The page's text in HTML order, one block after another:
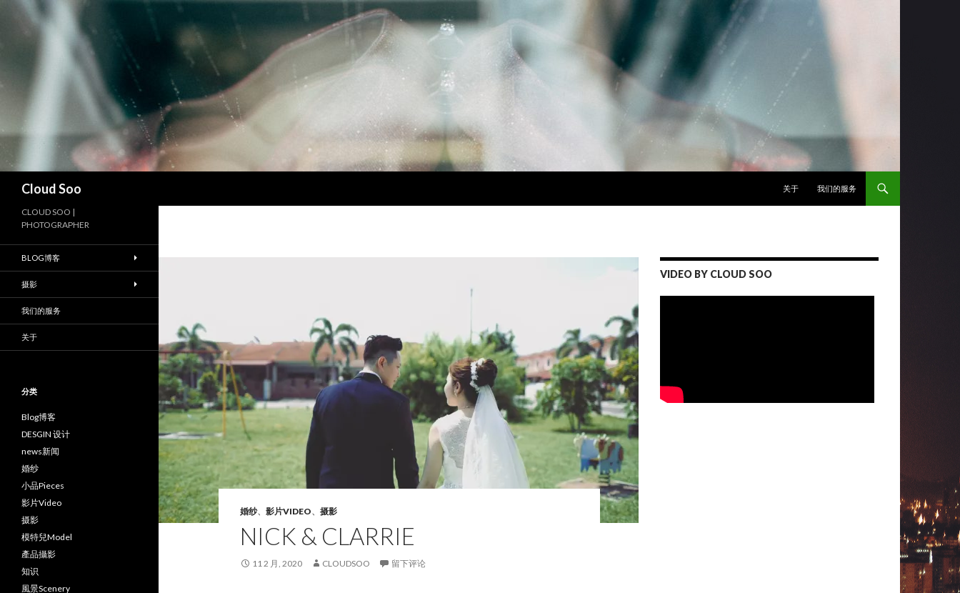
Cloud Soo
关于
我们的服务
婚纱、 影片VIDEO、 摄影
NICK & CLARRIE
11 2 月, 2020 CLOUDSOO 留下评论
VIDEO BY CLOUD SOO
CLOUD SOO |
PHOTOGRAPHER
BLOG博客
摄影
我们的服务
关于
分类
Blog博客
DESGIN 设计
news新闻
婚纱
小品Pieces
影片Video
摄影
模特兒Model
產品攝影
知识
風景Scenery